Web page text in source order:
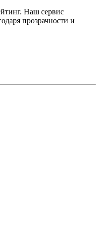
Наш сервис
прозрачности и